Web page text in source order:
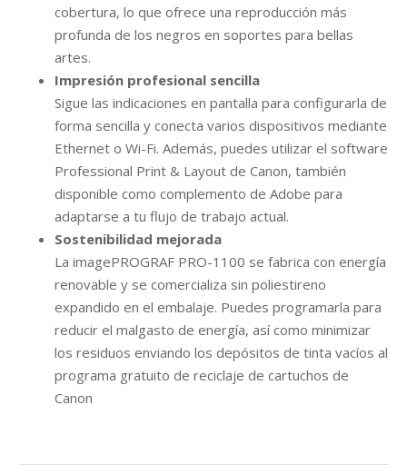
cobertura, lo que ofrece una reproducción más
profunda de los negros en soportes para bellas
artes.
Impresión profesional sencilla
Sigue las indicaciones en pantalla para configurarla de
forma sencilla y conecta varios dispositivos mediante
Ethernet o Wi-Fi. Además, puedes utilizar el software
Professional Print & Layout de Canon, también
disponible como complemento de Adobe para
adaptarse a tu flujo de trabajo actual.
Sostenibilidad mejorada
La imagePROGRAF PRO-1100 se fabrica con energía
renovable y se comercializa sin poliestireno
expandido en el embalaje. Puedes programarla para
reducir el malgasto de energía, así como minimizar
los residuos enviando los depósitos de tinta vacíos al
programa gratuito de reciclaje de cartuchos de
Canon